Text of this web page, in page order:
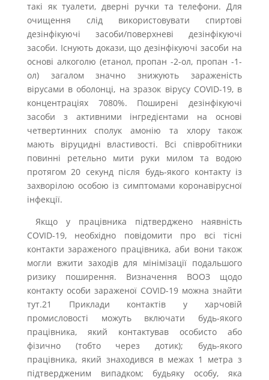
такі як туалети, дверні ручки та телефони. Для
очищення слід використовувати спиртові
дезінфікуючі засоби/поверхневі дезінфікуючі
засоби. Існують докази, що дезінфікуючі засоби на
основі алкоголю (етанол, пропан -2-ол, пропан -1-
ол) загалом значно знижують зараженість
вірусами в оболонці, на зразок вірусу COVID-19, в
концентраціях 7080%. Поширені дезінфікуючі
засоби з активними інгредієнтами на основі
четвертинних сполук амонію та хлору також
мають віруцидні властивості. Всі співробітники
повинні ретельно мити руки милом та водою
протягом 20 секунд після будь-якого контакту із
захворілою особою із симптомами коронавірусної
інфекції.
Якщо у працівника підтверджено наявність
COVID-19, необхідно повідомити про всі тісні
контакти зараженого працівника, аби вони також
могли вжити заходів для мінімізації подальшого
ризику поширення. Визначення ВООЗ щодо
контакту особи зараженої COVID-19 можна знайти
тут.21 Приклади контактів у харчовій
промисловості можуть включати будь-якого
працівника, який контактував особисто або
фізично (тобто через дотик); будь-якого
працівника, який знаходився в межах 1 метра з
підтвердженим випадком; будьяку особу, яка